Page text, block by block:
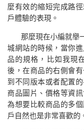
麼有效的縮短完成路
戶體驗的表現。
那麼現在小編就舉
城網站的時候，當你
品的規格，比如我現
後，在商品的右側會
到不同版本或者配置
商品圖片、價格等資
為想要比較商品的多
戶自然也是非常喜歡的